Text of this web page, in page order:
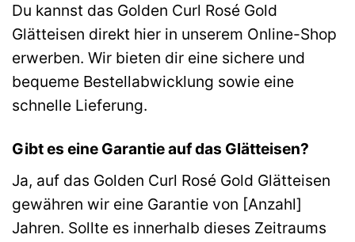
Du kannst das Golden Curl Rosé Gold
Glätteisen direkt hier in unserem Online-Shop
erwerben. Wir bieten dir eine sichere und
bequeme Bestellabwicklung sowie eine
schnelle Lieferung.
Gibt es eine Garantie auf das Glätteisen?
Ja, auf das Golden Curl Rosé Gold Glätteisen
gewähren wir eine Garantie von [Anzahl]
Jahren. Sollte es innerhalb dieses Zeitraums